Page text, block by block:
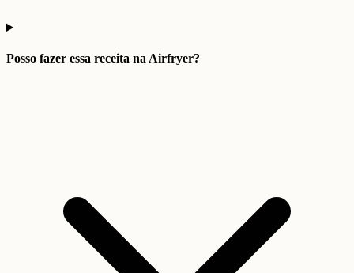
Posso fazer essa receita na Airfryer?